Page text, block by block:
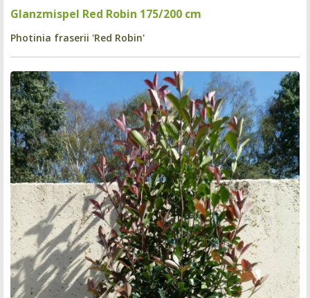
Glanzmispel Red Robin 175/200 cm
Photinia fraserii 'Red Robin'